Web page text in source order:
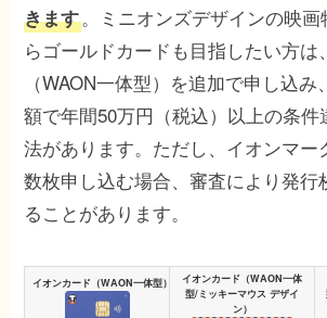
きます。ミニオンズデザインの映
らゴールドカードも目指したい方は
（WAON一体型）を追加で申し込
額で年間50万円（税込）以上の条
法があります。ただし、イオンマー
数枚申し込む場合、審査により発行
ることがあります。
イオンカード（WAON一体型）
イオンカード（WAON一体
型/ミッキーマウス デザイ
ン）